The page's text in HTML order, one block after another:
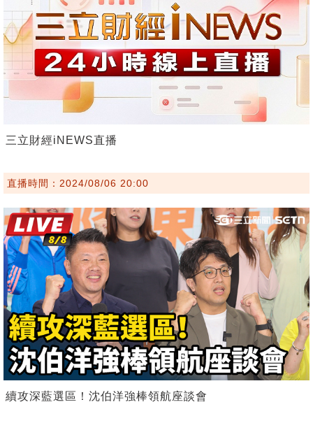
三立財經iNEWS直播
直播時間：2024/08/06 20:00
續攻深藍選區！沈伯洋強棒領航座談會